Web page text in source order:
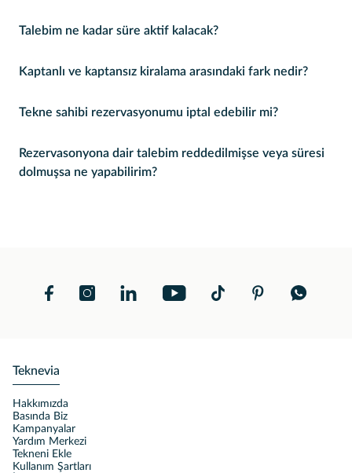
Talebim ne kadar süre aktif kalacak?
Kaptanlı ve kaptansız kiralama arasındaki fark nedir?
Tekne sahibi rezervasyonumu iptal edebilir mi?
Rezervasonyona dair talebim reddedilmişse veya süresi
dolmuşsa ne yapabilirim?
Teknevia
Hakkımızda
Basında Biz
Kampanyalar
Yardım Merkezi
Tekneni Ekle
Kullanım Şartları